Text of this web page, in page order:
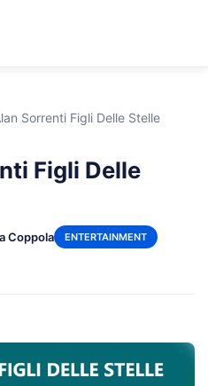
Sorrenti Figli Delle Stelle
Figli Delle
Coppola ENTERTAINMENT